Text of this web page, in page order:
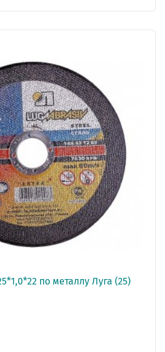
по металлу Луга (25)